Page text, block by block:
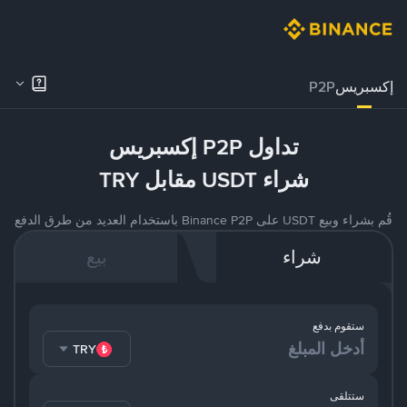
إكسبريسP2P
تداول P2P إكسبريس
شراء USDT مقابل TRY
قُم بشراء وبيع USDT على Binance P2P باستخدام العديد من طرق الدفع
شراء بيع
ستقوم بدفع
TRY
ستتلقى